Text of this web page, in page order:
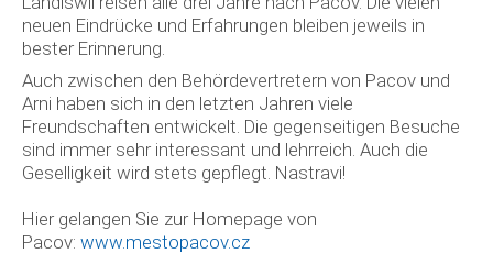
neuen Eindrücke und Erfahrungen bleiben jeweils in
bester Erinnerung.
Auch zwischen den Behördevertretern von Pacov und
Arni haben sich in den letzten Jahren viele
Freundschaften entwickelt. Die gegenseitigen Besuche
sind immer sehr interessant und lehrreich. Auch die
Geselligkeit wird stets gepflegt. Nastravi!
Hier gelangen Sie zur Homepage von
Pacov: www.mestopacov.cz